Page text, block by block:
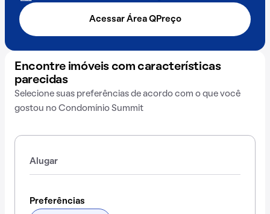
Acessar Área QPreço
Encontre imóveis com características
parecidas
Selecione suas preferências de acordo com o que você
gostou no Condomínio Summit
Alugar
Preferências